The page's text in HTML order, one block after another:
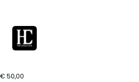
50,00